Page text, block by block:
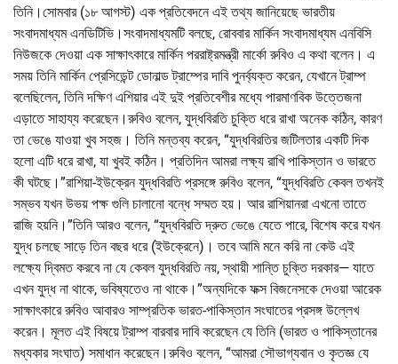
তিনি।সোমবার (১৮ আগস্ট) এক প্রতিবেদনে এই তথ্য জানিয়েছে ভারতীয়
সংবাদমাধ্যম এনডিটিভি।সংবাদমাধ্যমটি বলছে, রোববার মার্কিন সংবাদমাধ্যম এনবিসি
নিউজকে দেওয়া এক সাক্ষাৎকারে মার্কিন পররাষ্ট্রমন্ত্রী মার্কো রুবিও এ কথা বলেন। এ
সময় তিনি মার্কিন প্রেসিডেন্ট ডোনাল্ড ট্রাম্পের দাবি পুনর্ব্যক্ত করেন, যেখানে ট্রাম্প
বলেছিলেন, তিনি দক্ষিণ এশিয়ার এই দুই প্রতিবেশীর মধ্যে পারমাণবিক উত্তেজনা
এড়াতে সাহায্য করেছেন।রুবিও বলেন, যুদ্ধবিরতি চুক্তি ধরে রাখা অনেক কঠিন, কারণ
তা ভেঙে যাওয়া খুব সহজ। তিনি মন্তব্য করেন, “যুদ্ধবিরতির জটিলতার একটি দিক
হলো এটি ধরে রাখা, যা খুবই কঠিন। প্রতিদিন আমরা লক্ষ্য রাখি পাকিস্তান ও ভারতে
কী ঘটছে।”রাশিয়া-ইউক্রেন যুদ্ধবিরতি প্রসঙ্গে রুবিও বলেন, “যুদ্ধবিরতি কেবল তখনই
সম্ভব যখন উভয় পক্ষ গুলি চালানো বন্ধে সম্মত হয়। আর রাশিয়ানরা এখনো তাতে
রাজি হয়নি।”তিনি আরও বলেন, “যুদ্ধবিরতি দ্রুত ভেঙে যেতে পারে, বিশেষ করে যখন
যুদ্ধ চলছে সাড়ে তিন বছর ধরে (ইউক্রেনে)। তবে আমি মনে করি না কেউ এই
লক্ষ্যে দ্বিমত করবে না যে কেবল যুদ্ধবিরতি নয়, স্থায়ী শান্তি চুক্তি দরকার— যাতে
এখন যুদ্ধ না থাকে, ভবিষ্যতেও না থাকে।”অন্যদিকে ফক্স বিজনেসকে দেওয়া আরেক
সাক্ষাৎকারে রুবিও আবারও সাম্প্রতিক ভারত-পাকিস্তান সংঘাতের প্রসঙ্গ উল্লেখ
করেন। মূলত এই বিষয়ে ট্রাম্প বারবার দাবি করেছেন যে তিনি (ভারত ও পাকিস্তানের
মধ্যকার সংঘাত) সমাধান করেছেন।রুবিও বলেন, “আমরা সৌভাগ্যবান ও কৃতজ্ঞ যে